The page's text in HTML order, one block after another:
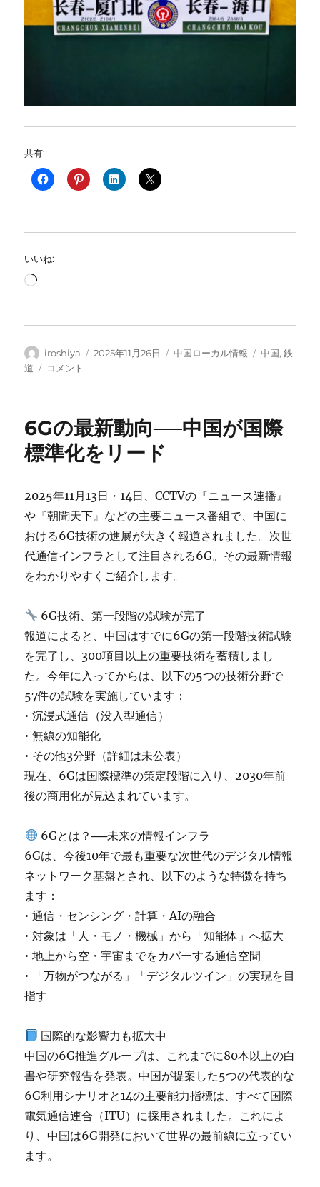
共有:
いいね:
読
中…
投
稿
iroshiya
投
2025年11月26日
カ
中国ローカル情報
タ
中国,鉄
道
「渡
車」
の
旅
コメント
6Gの最新動向──中国が国際
標準化をリード
2025年11月13日・14日、CCTVの『ニュース連播』
や『朝聞天下』などの主要ニュース番組で、中国に
おける6G技術の進展が大きく報道されました。次世
代通信インフラとして注目される6G。その最新情報
をわかりやすくご紹介します。
6G技術、第一段階の試験が完了
報道によると、中国はすでに6Gの第一段階技術試験
を完了し、300項目以上の重要技術を蓄積しまし
た。今年に入ってからは、以下の5つの技術分野で
57件の試験を実施しています：
• 沉浸式通信（没入型通信）
• 無線の知能化
• その他3分野（詳細は未公表）
現在、6Gは国際標準の策定段階に入り、2030年前
後の商用化が見込まれています。
6Gとは？──未来の情報インフラ
6Gは、今後10年で最も重要な次世代のデジタル情報
ネットワーク基盤とされ、以下のような特徴を持ち
ます：
• 通信・センシング・計算・AIの融合
• 対象は「人・モノ・機械」から「知能体」へ拡大
• 地上から空・宇宙までをカバーする通信空間
• 「万物がつながる」「デジタルツイン」の実現を目
指す
国際的な影響力も拡大中
中国の6G推進グループは、これまでに80本以上の白
書や研究報告を発表。中国が提案した5つの代表的な
6G利用シナリオと14の主要能力指標は、すべて国際
電気通信連合（ITU）に採用されました。これによ
り、中国は6G開発において世界の最前線に立ってい
ます。